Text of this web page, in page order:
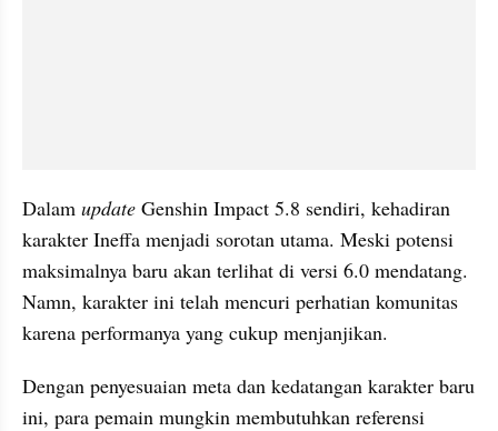
Dalam update Genshin Impact 5.8 sendiri, kehadiran
karakter Ineffa menjadi sorotan utama. Meski potensi
maksimalnya baru akan terlihat di versi 6.0 mendatang.
Namn, karakter ini telah mencuri perhatian komunitas
karena performanya yang cukup menjanjikan.
Dengan penyesuaian meta dan kedatangan karakter baru
ini, para pemain mungkin membutuhkan referensi